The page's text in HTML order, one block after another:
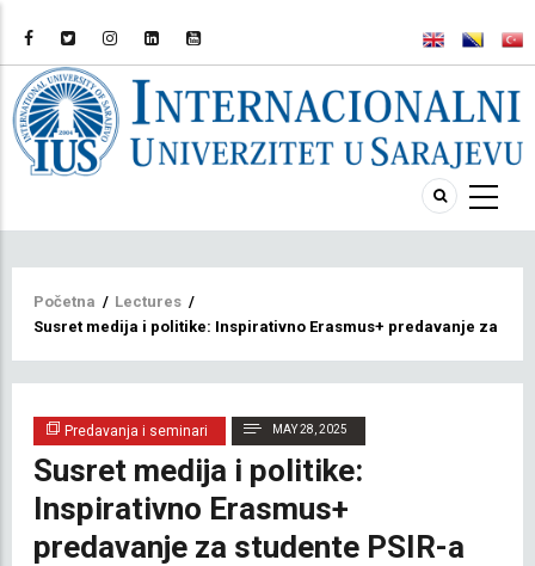
Breadcrumb
Početna / Lectures /
Susret medija i politike: Inspirativno Erasmus+ predavanje za
Predavanja i seminari MAY 28, 2025
Susret medija i politike:
Inspirativno Erasmus+
predavanje za studente PSIR-a